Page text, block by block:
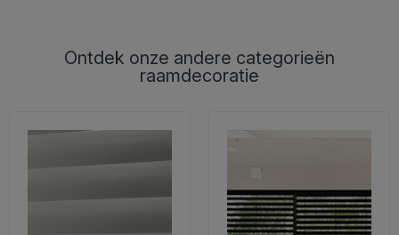
Ontdek onze andere categorieën
raamdecoratie